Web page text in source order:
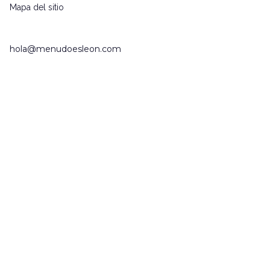
Mapa del sitio
hola@menudoesleon.com